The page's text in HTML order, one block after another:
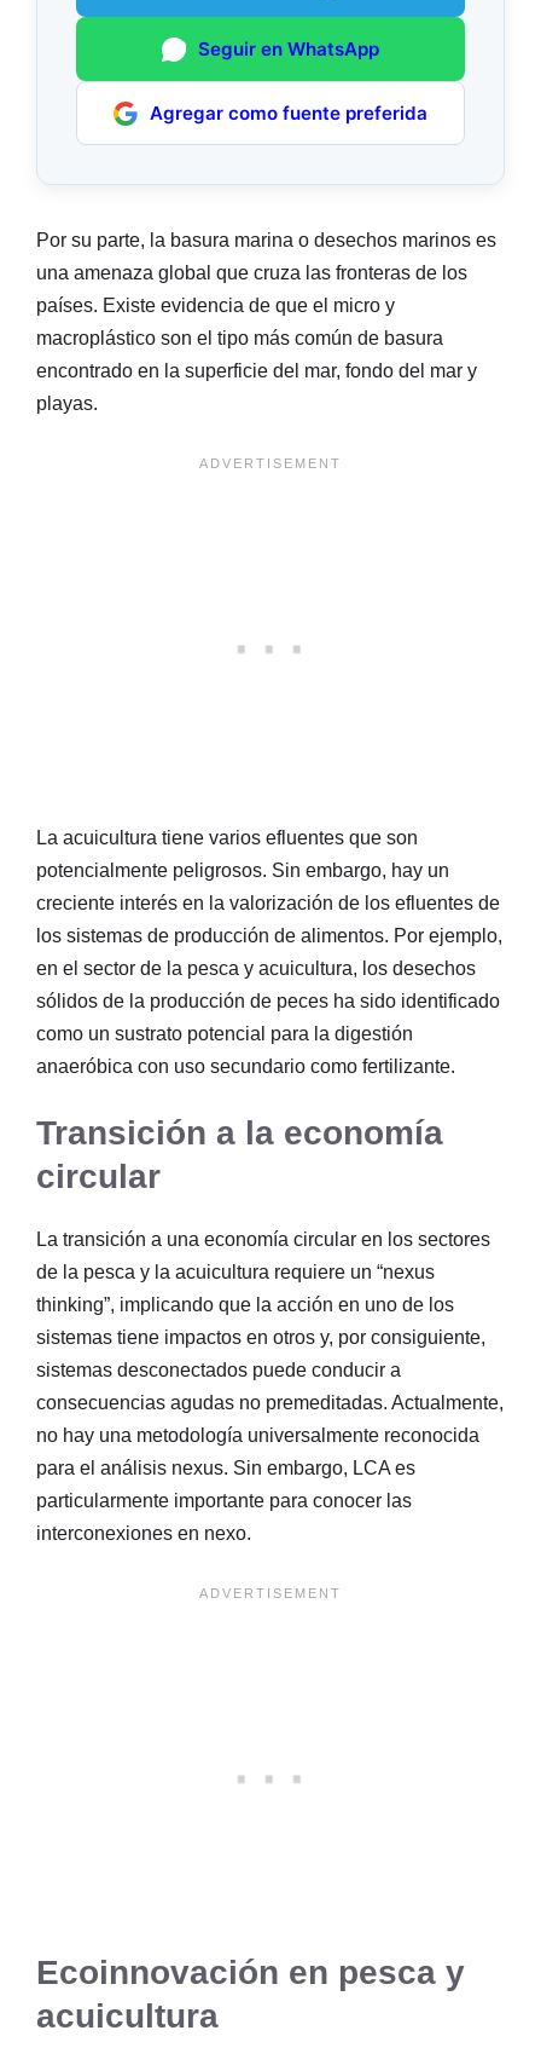
Seguir en WhatsApp
Agregar como fuente preferida
Por su parte, la basura marina o desechos marinos es
una amenaza global que cruza las fronteras de los
países. Existe evidencia de que el micro y
macroplástico son el tipo más común de basura
encontrado en la superficie del mar, fondo del mar y
playas.
La acuicultura tiene varios efluentes que son
potencialmente peligrosos. Sin embargo, hay un
creciente interés en la valorización de los efluentes de
los sistemas de producción de alimentos. Por ejemplo,
en el sector de la pesca y acuicultura, los desechos
sólidos de la producción de peces ha sido identificado
como un sustrato potencial para la digestión
anaeróbica con uso secundario como fertilizante.
Transición a la economía
circular
La transición a una economía circular en los sectores
de la pesca y la acuicultura requiere un “nexus
thinking”, implicando que la acción en uno de los
sistemas tiene impactos en otros y, por consiguiente,
sistemas desconectados puede conducir a
consecuencias agudas no premeditadas. Actualmente,
no hay una metodología universalmente reconocida
para el análisis nexus. Sin embargo, LCA es
particularmente importante para conocer las
interconexiones en nexo.
Ecoinnovación en pesca y
acuicultura